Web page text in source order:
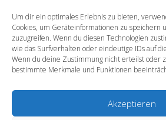
Um dir ein optimales Erlebnis zu bieten,
Cookies, um Geräteinformationen zu speichern
zuzugreifen. Wenn du diesen Technologien
wie das Surfverhalten oder eindeutige IDs auf
Wenn du deine Zustimmung nicht erteilst oder
bestimmte Merkmale und Funktionen
Akzeptieren
Kontakt zum Camp King
Kontakt zur City
Kontakt zu Papier Friedrich